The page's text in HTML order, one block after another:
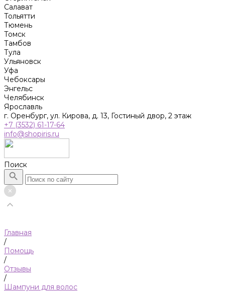
Салават
Тольятти
Тюмень
Томск
Тамбов
Тула
Ульяновск
Уфа
Чебоксары
Энгельс
Челябинск
Ярославль
г. Оренбург, ул. Кирова, д. 13, Гостиный двор, 2 этаж
+7 (3532) 61-17-64
info@shopiris.ru
Поиск
Главная
/
Помощь
/
Отзывы
/
Шампуни для волос